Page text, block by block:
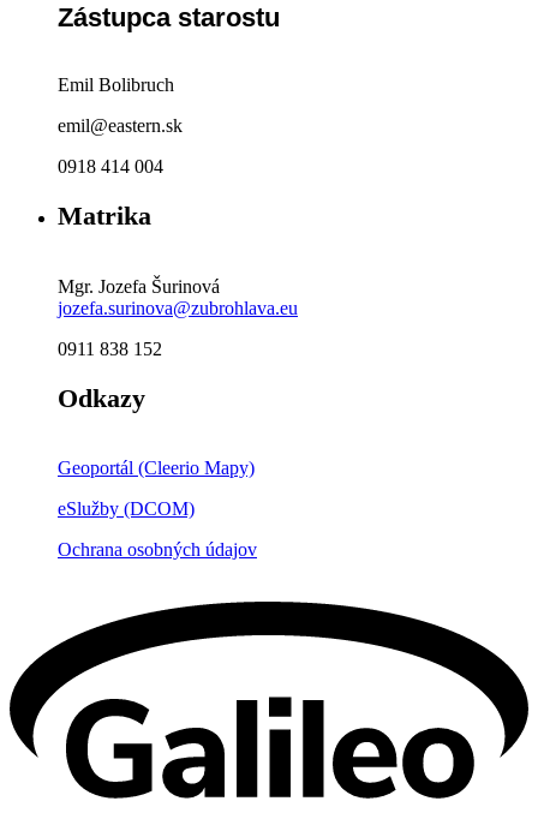
Zástupca starostu
Emil Bolibruch
emil@eastern.sk
0918 414 004
Matrika
Mgr. Jozefa Šurinová
jozefa.surinova@zubrohlava.eu
0911 838 152
Odkazy
Geoportál (Cleerio Mapy)
eSlužby (DCOM)
Ochrana osobných údajov